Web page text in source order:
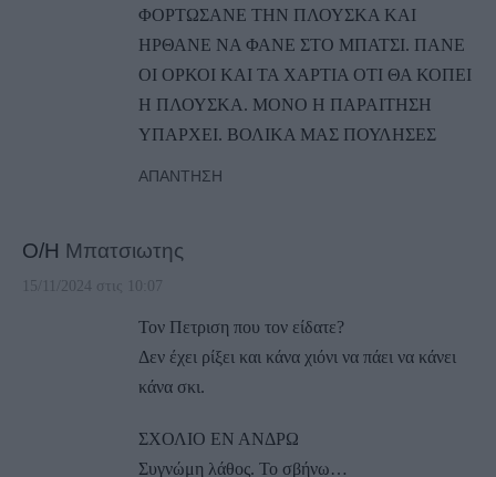
ΦΟΡΤΩΣΑΝΕ ΤΗΝ ΠΛΟΥΣΚΑ ΚΑΙ
ΗΡΘΑΝΕ ΝΑ ΦΑΝΕ ΣΤΟ ΜΠΑΤΣΙ. ΠΑΝΕ
ΟΙ ΟΡΚΟΙ ΚΑΙ ΤΑ ΧΑΡΤΙΑ ΟΤΙ ΘΑ ΚΟΠΕΙ
Η ΠΛΟΥΣΚΑ. ΜΟΝΟ Η ΠΑΡΑΙΤΗΣΗ
ΥΠΑΡΧΕΙ. ΒΟΛΙΚΑ ΜΑΣ ΠΟΥΛΗΣΕΣ
ΑΠΆΝΤΗΣΗ
Ο/Η Μπατσιωτης
15/11/2024 στις 10:07
Τον Πετριση που τον είδατε?
Δεν έχει ρίξει και κάνα χιόνι να πάει να κάνει
κάνα σκι.
ΣΧΟΛΙΟ ΕΝ ΑΝΔΡΩ
Συγνώμη λάθος. Το σβήνω…